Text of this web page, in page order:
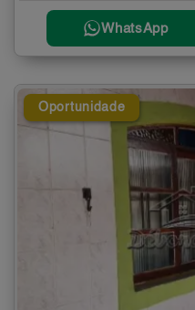
WhatsApp
Oportunidade